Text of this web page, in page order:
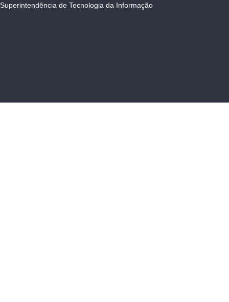
Superintendência de Tecnologia da Informação